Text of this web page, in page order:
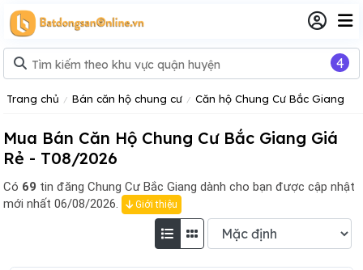
Trang chủ Bán căn hộ chung cư Căn hộ Chung Cư Bắc Giang
Mua Bán Căn Hộ Chung Cư Bắc Giang Giá
Rẻ - T08/2026
Có 69 tin đăng Chung Cư Bắc Giang dành cho bạn được cập nhật
mới nhất 06/08/2026.
Giới thiệu
4